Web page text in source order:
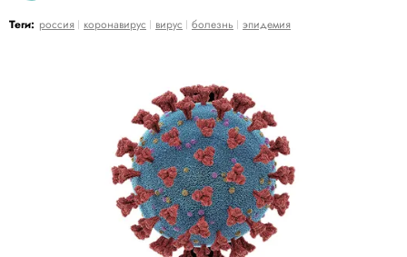
Теги: россия коронавирус вирус болезнь эпидемия